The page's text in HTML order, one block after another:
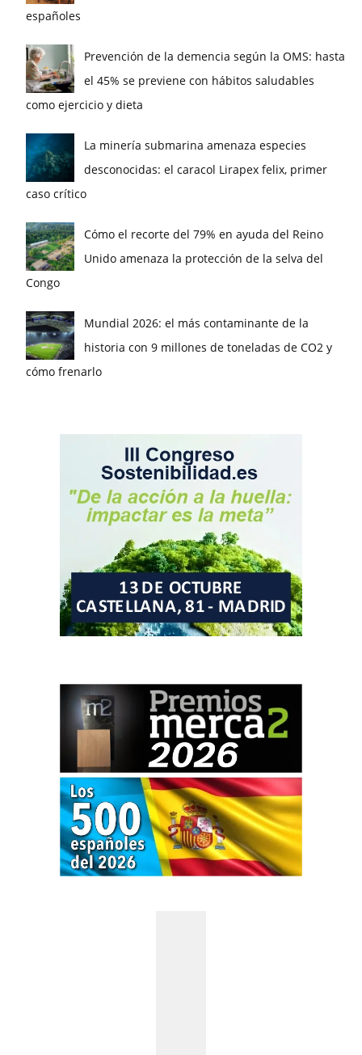
españoles
Prevención de la demencia según la OMS: hasta
el 45% se previene con hábitos saludables
como ejercicio y dieta
La minería submarina amenaza especies
desconocidas: el caracol Lirapex felix, primer
caso crítico
Cómo el recorte del 79% en ayuda del Reino
Unido amenaza la protección de la selva del
Congo
Mundial 2026: el más contaminante de la
historia con 9 millones de toneladas de CO2 y
cómo frenarlo